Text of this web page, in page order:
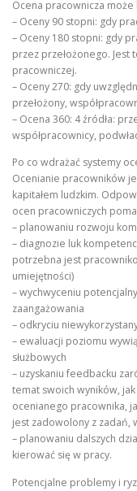
Ocena pracownicza może
– Oceny 90 stopni: gdy
– Oceny 180 stopni: gdy
przez przełożonego. Jest
pracowniczej.
– Oceny 270: gdy
przełożony,
– Ocena 360: 4 źródła:
współpracownicy,
Po co wdrażać systemy
Ocenianie pracowników
kapitałem ludzkim.
ocen pracowniczych
– planowaniu rozwoju
– diagnozie luk
potrzebna jest
umiejętności)
– wychwyceniu
zaangażowania
– odkryciu
– ewaluacji poziomu
służbowych
– uzyskaniu feedbacku
temat swoich wyników,
ocenianego pracownika,
jest zadowolony z zadań,
– planowaniu dalszych
kierować się w pracy.
Potencjalne problemy i